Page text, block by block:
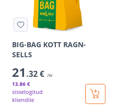
BIG-BAG KOTT RAGN-
SELLS
21 .32 € /tk
13.86 €
sisselogitud
kliendile